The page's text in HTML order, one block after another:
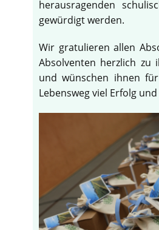
herausragenden
gewürdigt werden.
Wir gratulieren allen
Absolventen herzlich zu
und wünschen ihnen
Lebensweg viel Erfolg